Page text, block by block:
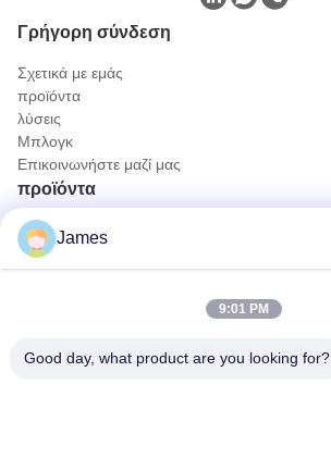
Γρήγορη σύνδεση
Σχετικά με εμάς
προϊόντα
λύσεις
Μπλογκ
Επικοινωνήστε μαζί μας
προϊόντα
Φορητή κάμερα ενδοσκόπου
Ιατρική κάμερα ενδοσκοπίων
4K σύστημα καμερών ενδοσκοπίων
Πλήρες σύστημα καμερών ενδοσκοπίων HD
Όλα σε μία ιατρική ενδοσκοπική κάμερα
Γρήγορη επικοινωνία
James
9:01 PM
Good day, what product are you looking for?